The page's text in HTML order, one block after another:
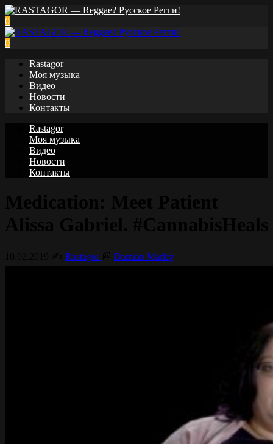
0
0
Rastagor
Моя музыка
Видео
Новости
Контакты
Rastagor
Моя музыка
Видео
Новости
Контакты
Rastagor Damian Marley